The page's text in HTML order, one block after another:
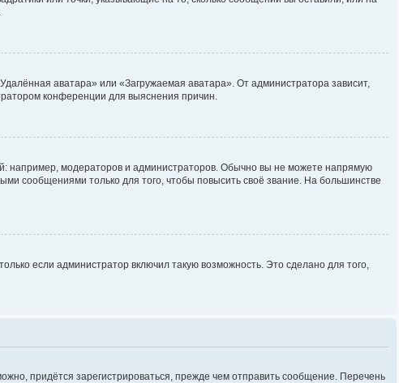
аватара» или «Загружаемая аватара». От администратора зависит,
конференции для выяснения причин.
например, модераторов и администраторов. Обычно вы не можете напрямую
сообщениями только для того, чтобы повысить своё звание. На большинстве
если администратор включил такую возможность. Это сделано для того,
придётся зарегистрироваться, прежде чем отправить сообщение. Перечень